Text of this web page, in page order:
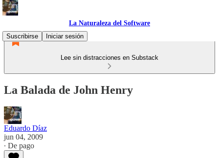
La Naturaleza del Software
Suscribirse
Iniciar sesión
Lee sin distracciones en Substack
La Balada de John Henry
Eduardo Díaz
jun 04, 2009
∙ De pago